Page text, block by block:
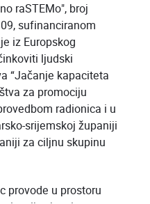
raSTEMo", broj
sufinanciranom
iz Europskog
ljudski
“Jačanje kapaciteta
za promociju
radionica i u
srijemskoj županiji
za ciljnu skupinu
provode u prostoru